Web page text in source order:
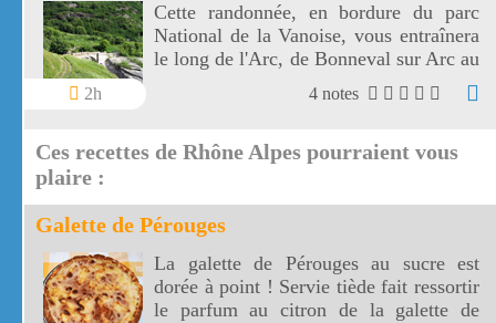
2h
Cette randonnée, en bordure du parc
National de la Vanoise, vous entraînera
le long de l'Arc, de Bonneval sur Arc au
hameau de l'Ecot, à travers éboulis et
prairies fleuries, avec en fond sonore les
4 notes
Ces recettes de Rhône Alpes pourraient vous
plaire :
Galette de Pérouges
La galette de Pérouges au sucre est
dorée à point ! Servie tiède fait ressortir
le parfum au citron de la galette de